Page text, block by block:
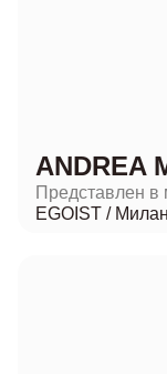
ANDREA
Представлен в
EGOIST /